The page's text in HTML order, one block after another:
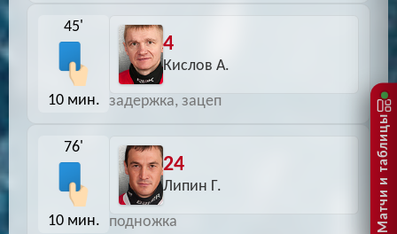
45'
10 мин.
4
Кислов А.
задержка, зацеп
76'
10 мин.
24
Липин Г.
подножка Матчи и таблицы